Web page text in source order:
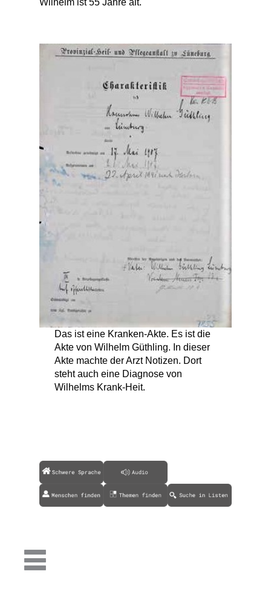
Wilhelm ist 55 Jahre alt.
Das ist eine Kranken-Akte. Es ist die
Akte von Wilhelm Güthling. In dieser
Akte machte der Arzt Notizen. Dort
steht auch eine Diagnose von
Wilhelms Krank-Heit.